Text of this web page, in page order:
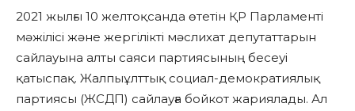
2021 жылғы 10 желтоқсанда өтетін ҚР Парламенті
мәжілісі және жергілікті мәслихат депутаттарын
сайлауына алты саяси партиясының бесеуі
қатыспақ. Жалпыұлттық социал-демократиялық
партиясы (ЖСДП) сайлауға бойкот жариялады. Ал